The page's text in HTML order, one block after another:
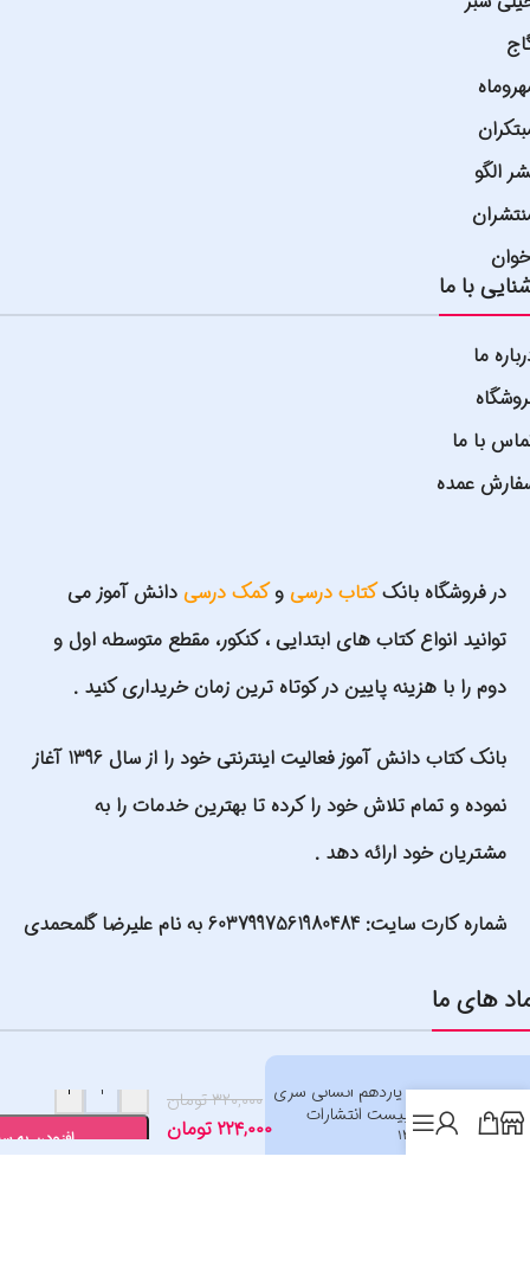
الگو
با ما
ما
با ما
عمده
در فروشگاه بانککتاب درسی وکمک درسی دانش آموز می
توانید انواع کتاب های ابتدایی ، کنکور، مقطع متوسطه اول و
دوم را با هزینه پایین در کوتاه ترین زمان خریداری کنید .
بانک کتاب دانش آموز فعالیت اینترنتی خود را از سال 1396 آغاز
نموده و تمام تلاش خود را کرده تا بهترین خدمات را به
مشتریان خود ارائه دهد .
شماره کارت سایت: 6037997561980484 به نام علیرضا گلمحمدی
های ما
جغرافیا یازدهم انسانی سری
فرمول بیست انتشارات
گاج1405
۳۲۰,۰۰۰تومان
۲۲۴,۰۰۰ تومان
+
افزودن به